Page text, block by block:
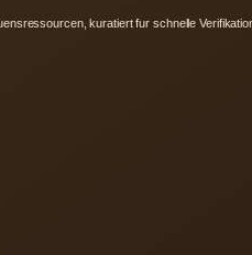
kuratiert fur schnelle